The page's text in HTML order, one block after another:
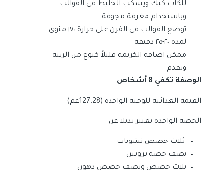
للكاب كيك ويسكب الخليط في القوالب
وباستخدام مغرفة مجوفة
توضع القوالب في الفرن على حرارة ١٧٠ مئوي
لمدة ٢٠-٢٥ دقيقة
ممكن اضافة الكريمة قليلاً كنوع من الزينة
وتقدم
الوصفة تكفي 8 أشخاص
القيمة الغذائية للوجبة الواحدة (127.28غم)
الحصة الواحدة تعتبر بديلا عن
ثلاث حصص نشويات
نصف حصة بروتين
ثلاث حصص ونصف حصص دهون